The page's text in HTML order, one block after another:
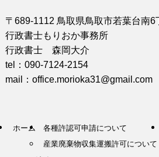
〒689-1112 鳥取県鳥取市若葉台南6
行政書士もりおか事務所
行政書士 森岡大介
tel：090-7124-2154
mail：office.morioka31@gmail.com
ホーム
各種許認可申請について
産業廃棄物収集運搬許可について